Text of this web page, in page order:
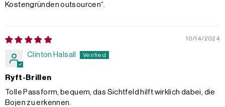
Kostengründen outsourcen“.
10/14/2024
Clinton Halsall
Ryft-Brillen
Tolle Passform, bequem, das Sichtfeld hilft wirklich dabei, die
Bojen zu erkennen.